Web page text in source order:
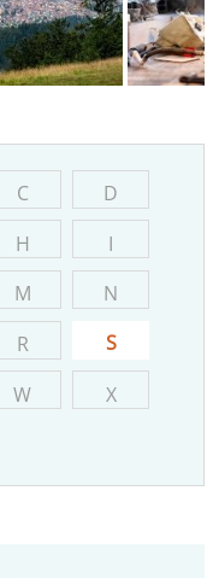
C
D
H
I
M
N
R
S
W
X